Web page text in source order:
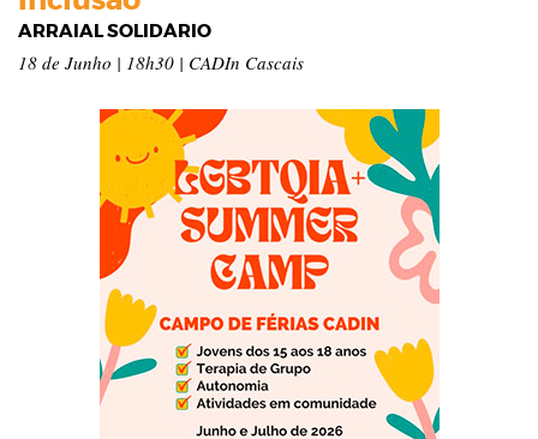
ARRAIAL SOLIDÁRIO
18 de Junho | 18h30 | CADIn Cascais